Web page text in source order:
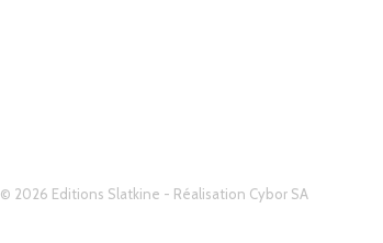
© 2026 Editions Slatkine - Réalisation Cybor SA